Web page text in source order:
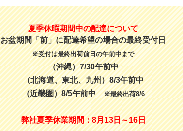
夏季休暇期間中の配達について
お盆期間「前」に配達希望の場合の最終受付日
※受付は最終出荷前日の午前中まで
（沖縄）7/30午前中
（北海道、東北、九州）8/3午前中
（近畿圏）8/5午前中※最終出荷8/6
弊社夏季休業期間：8月13日～16日